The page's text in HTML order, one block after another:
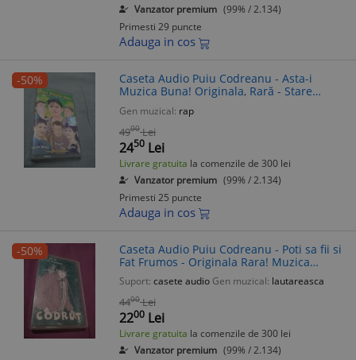
Vanzator premium (99% / 2.134)
Primesti 29 puncte
Adauga in cos
-50%
Caseta Audio Puiu Codreanu - Asta-i
Muzica Buna! Originala, Rară - Stare
Foarte Buna
Gen muzical: rap
4900 Lei
2450 Lei
Livrare gratuita la comenzile de 300 lei
Vanzator premium (99% / 2.134)
Primesti 25 puncte
Adauga in cos
-50%
Caseta Audio Puiu Codreanu - Poti sa fii si
Fat Frumos - Originala Rara! Muzica
Lautareasca, Stare Buna
Suport: casete audio Gen muzical: lautareasca
4400 Lei
2200 Lei
Livrare gratuita la comenzile de 300 lei
Vanzator premium (99% / 2.134)